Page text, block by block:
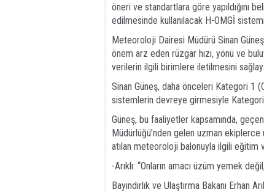
öneri ve standartlara göre yapıldığını
edilmesinde kullanılacak H-OMGİ
Meteoroloji Dairesi Müdürü Sinan
önem arz eden rüzgar hızı, yönü ve
verilerin ilgili birimlere iletilmesini
Sinan Güneş, daha önceleri Kategori 1
sistemlerin devreye girmesiyle
Güneş, bu faaliyetler kapsamında,
Müdürlüğü’nden gelen uzman
atılan meteoroloji balonuyla ilgili eğitim
-Arıklı: “Onların amacı üzüm yemek
Bayındırlık ve Ulaştırma Bakanı Erhan